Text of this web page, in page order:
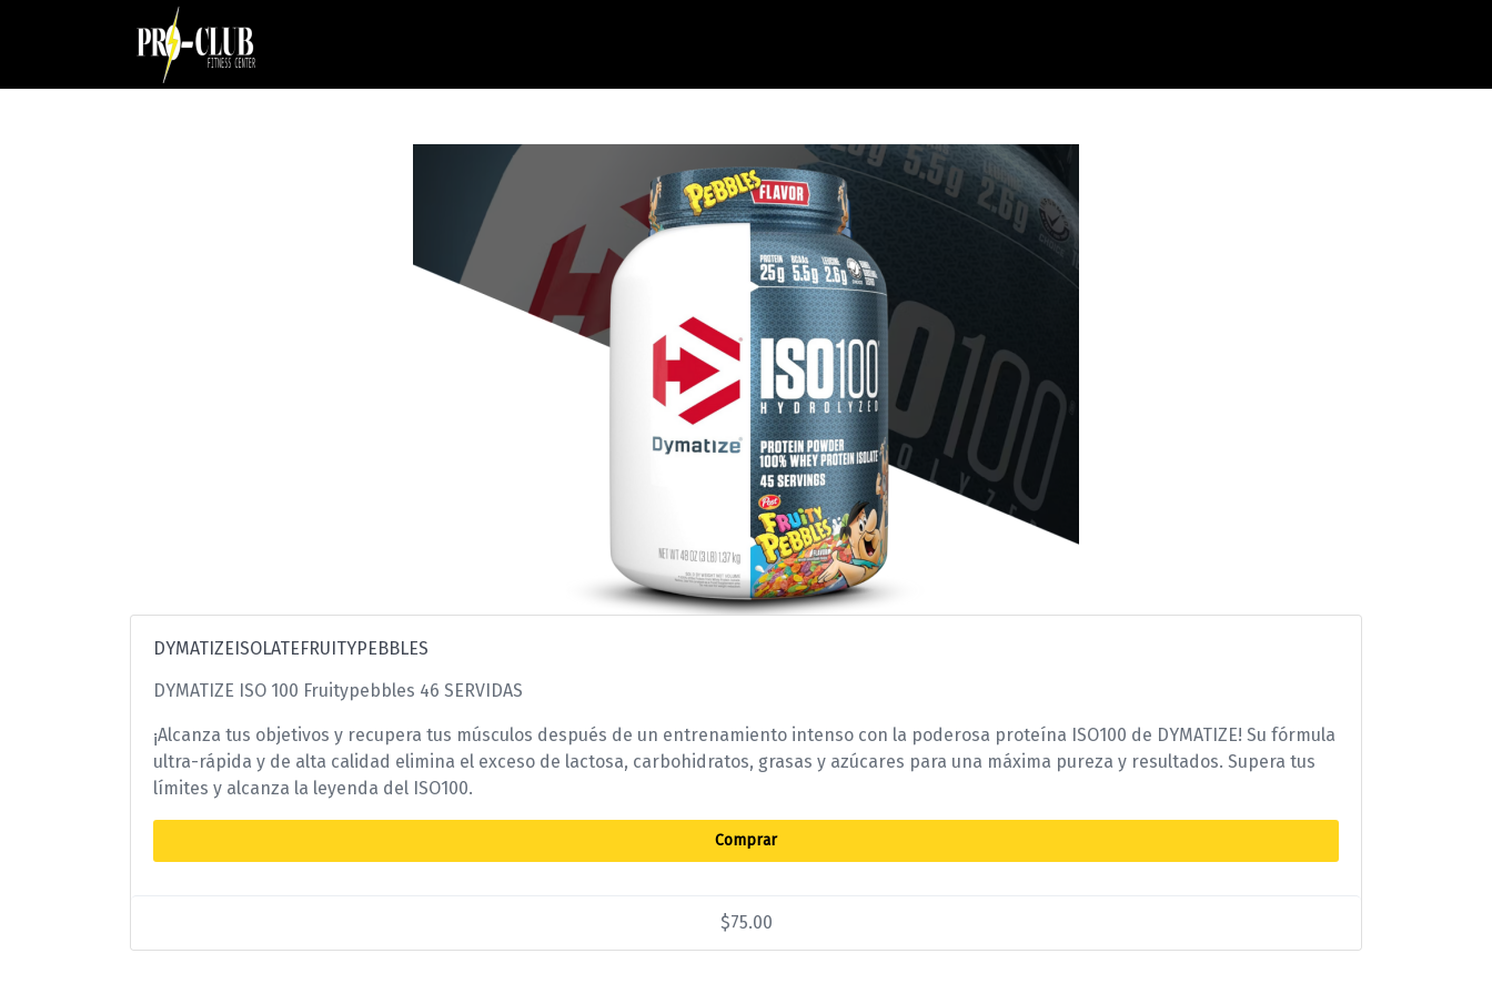
DYMATIZEISOLATEFRUITYPEBBLES
DYMATIZE ISO 100 Fruitypebbles 46 SERVIDAS
¡Alcanza tus objetivos y recupera tus músculos después de un entrenamiento intenso con la poderosa proteína ISO100 de DYMATIZE! Su fórmula
ultra-rápida y de alta calidad elimina el exceso de lactosa, carbohidratos, grasas y azúcares para una máxima pureza y resultados. Supera tus
límites y alcanza la leyenda del ISO100.
Comprar
$75.00